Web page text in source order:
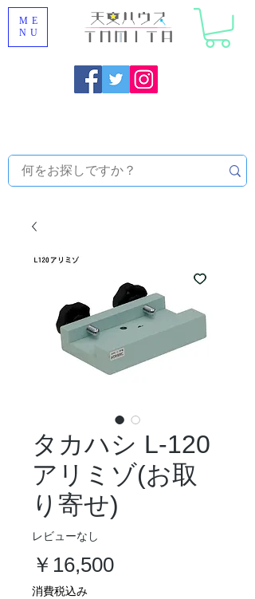
ME
NU
タカハシ L-120
アリミゾ(お取
り寄せ)
レビューなし
￥16,500価
消費税込み